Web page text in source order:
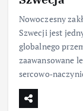
Nowoczesny
Szwecji jest
globalnego
zaawansowane